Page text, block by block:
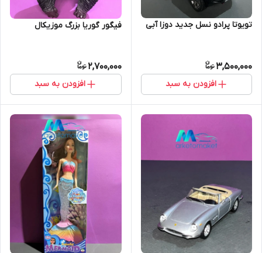
تویوتا پرادو نسل جدید دوزا آبی
3,500,000
افزودن به سبد
فیگور گوریا بزرگ موزیکال
2,700,000
افزودن به سبد